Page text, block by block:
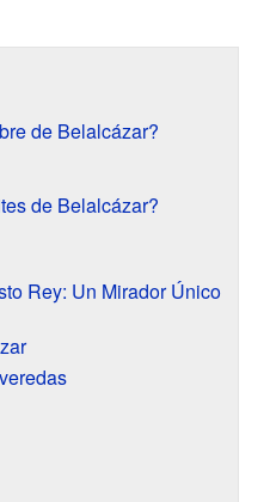
de Belalcázar?
de Belalcázar?
Rey: Un Mirador Único